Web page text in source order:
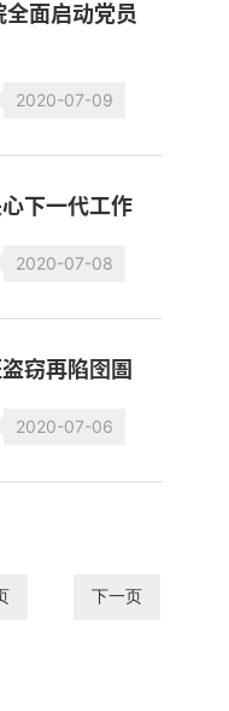
全面启动党员
2020-07-09
下一代工作
2020-07-08
窃再陷囹圄
2020-07-06
下一页